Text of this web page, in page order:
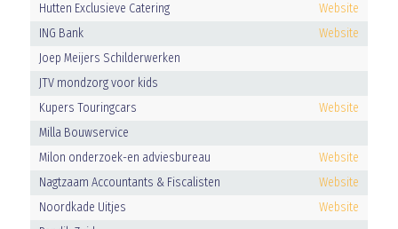
Hutten Exclusieve Catering
Website
ING Bank
Website
Joep Meijers Schilderwerken
JTV mondzorg voor kids
Kupers Touringcars
Website
Milla Bouwservice
Milon onderzoek-en adviesbureau
Website
Nagtzaam Accountants & Fiscalisten
Website
Noordkade Uitjes
Website